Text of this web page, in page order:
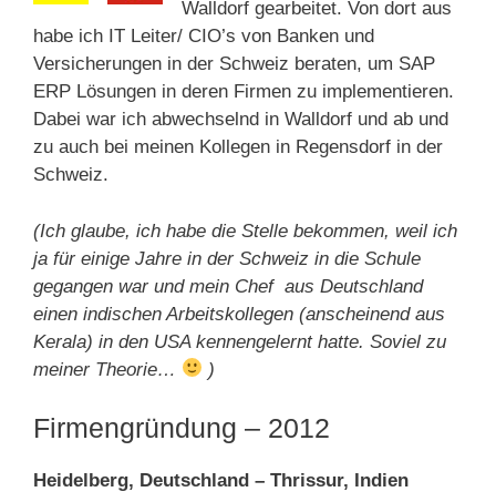
Walldorf gearbeitet. Von dort aus
habe ich IT Leiter/ CIO’s von Banken und
Versicherungen in der Schweiz beraten, um SAP
ERP Lösungen in deren Firmen zu implementieren.
Dabei war ich abwechselnd in Walldorf und ab und
zu auch bei meinen Kollegen in Regensdorf in der
Schweiz.
(Ich glaube, ich habe die Stelle bekommen, weil ich
ja für einige Jahre in der Schweiz in die Schule
gegangen war und mein Chef aus Deutschland
einen indischen Arbeitskollegen (anscheinend aus
Kerala) in den USA kennengelernt hatte. Soviel zu
meiner Theorie…
)
Firmengründung – 2012
Heidelberg, Deutschland – Thrissur, Indien